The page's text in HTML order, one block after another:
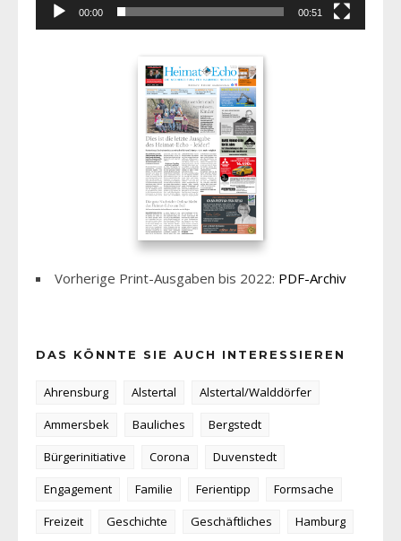
00:00 00:51
Vorherige Print-Ausgaben bis 2022: PDF-Archiv
DAS KÖNNTE SIE AUCH INTERESSIEREN
Ahrensburg Alstertal
Alstertal/Walddörfer
Ammersbek
Bauliches
Bergstedt
Bürgerinitiative
Corona
Duvenstedt
Engagement
Familie Ferientipp
Formsache
Freizeit
Geschichte Geschäftliches
Hamburg